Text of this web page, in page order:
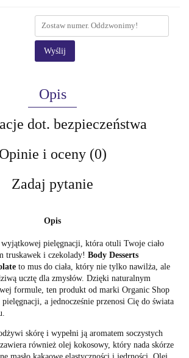
Wyślij
Opis
dot. bezpieczeństwa
Opinie i oceny (0)
Zadaj pytanie
Opis
pielęgnacji, która otuli Twoje ciało
truskawek i czekolady! Body Desserts
to mus do ciała, który nie tylko nawilża, ale
ucztę dla zmysłów. Dzięki naturalnym
formule, ten produkt od marki Organic Shop
a jednocześnie przenosi Cię do świata
skórę i wypełni ją aromatem soczystych
również olej kokosowy, który nada skórze